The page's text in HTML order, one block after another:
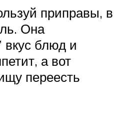
приправы, в
Она
вкус блюд и
а вот
переесть